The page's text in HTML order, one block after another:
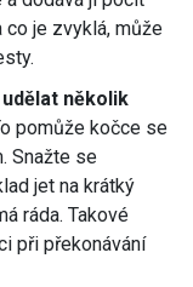
co je zvyklá, může
udělat několik
pomůže kočce se
Snažte se
jet na krátký
ráda. Takové
při překonávání